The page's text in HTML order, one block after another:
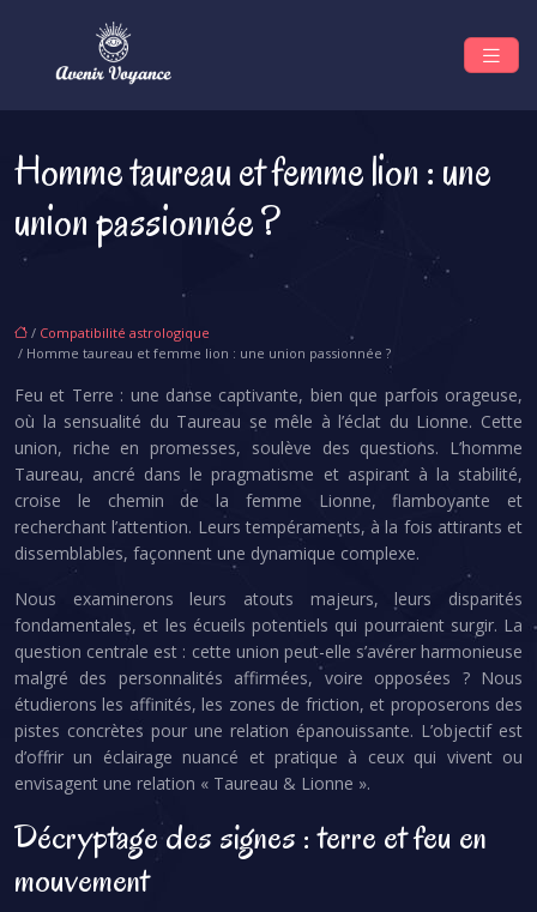
Homme taureau et femme lion : une
union passionnée ?
/ Compatibilité astrologique
/ Homme taureau et femme lion : une union passionnée ?
Feu et Terre : une danse captivante, bien que parfois orageuse,
où la sensualité du Taureau se mêle à l’éclat du Lionne. Cette
union, riche en promesses, soulève des questions. L’homme
Taureau, ancré dans le pragmatisme et aspirant à la stabilité,
croise le chemin de la femme Lionne, flamboyante et
recherchant l’attention. Leurs tempéraments, à la fois attirants et
dissemblables, façonnent une dynamique complexe.
Nous examinerons leurs atouts majeurs, leurs disparités
fondamentales, et les écueils potentiels qui pourraient surgir. La
question centrale est : cette union peut-elle s’avérer harmonieuse
malgré des personnalités affirmées, voire opposées ? Nous
étudierons les affinités, les zones de friction, et proposerons des
pistes concrètes pour une relation épanouissante. L’objectif est
d’offrir un éclairage nuancé et pratique à ceux qui vivent ou
envisagent une relation « Taureau & Lionne ».
Décryptage des signes : terre et feu en
mouvement